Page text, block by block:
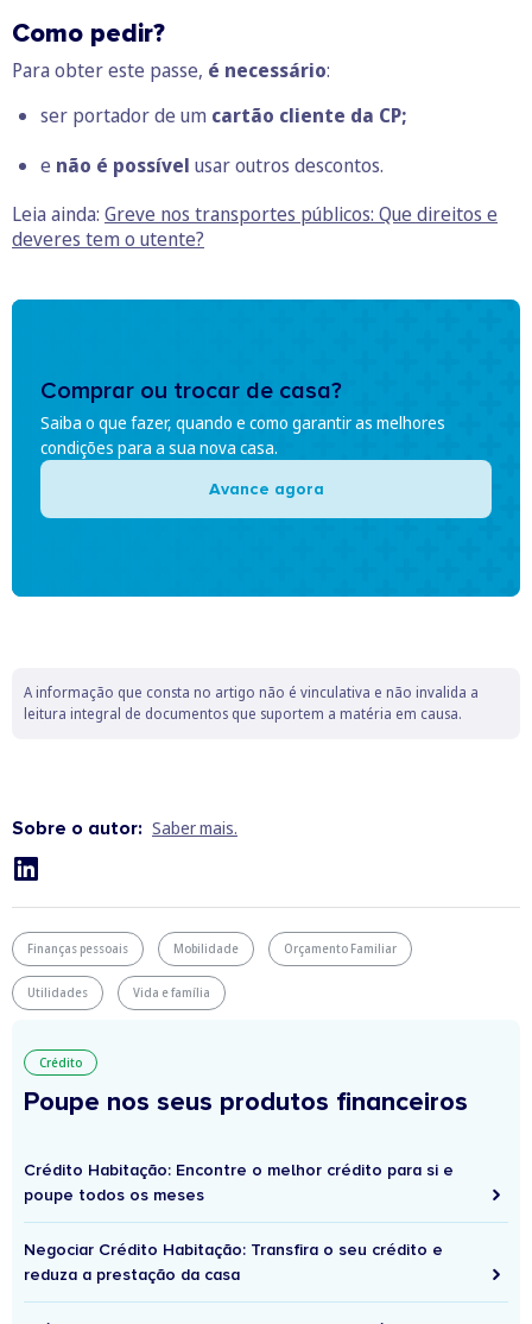
Como pedir?
Para obter este passe, é necessário:
ser portador de um cartão cliente da CP;
e não é possível usar outros descontos.
Leia ainda: Greve nos transportes públicos: Que direitos e
deveres tem o utente?
Comprar ou trocar de casa?
Saiba o que fazer, quando e como garantir as melhores
condições para a sua nova casa.
Avance agora
A informação que consta no artigo não é vinculativa e não invalida a
leitura integral de documentos que suportem a matéria em causa.
Sobre o autor: Saber mais.
Finanças pessoais Mobilidade Orçamento Familiar
Utilidades Vida e família
Crédito
Poupe nos seus produtos financeiros
Crédito Habitação: Encontre o melhor crédito para si e
poupe todos os meses
Negociar Crédito Habitação: Transfira o seu crédito e
reduza a prestação da casa